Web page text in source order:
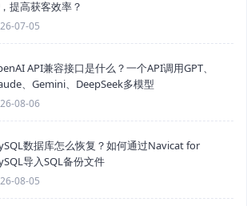
提高获客效率？
07-05
API兼容接口是什么？一个API调用GPT、
、Gemini、DeepSeek多模型
08-06
数据库怎么恢复？如何通过Navicat for
导入SQL备份文件
08-05